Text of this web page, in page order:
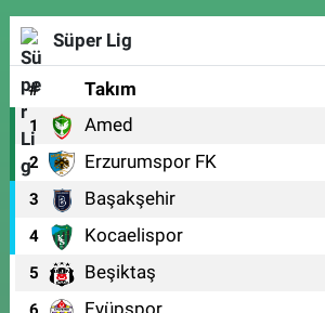
Süper Lig
# Takım
1 Amed
2 Erzurumspor FK
3 Başakşehir
4 Kocaelispor
5 Beşiktaş